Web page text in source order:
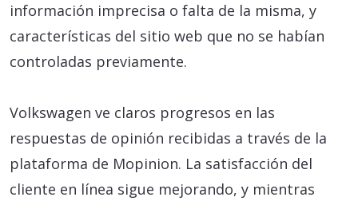
información imprecisa o falta de la misma, y
características del sitio web que no se habían
controladas previamente.
Volkswagen ve claros progresos en las
respuestas de opinión recibidas a través de la
plataforma de Mopinion. La satisfacción del
cliente en línea sigue mejorando, y mientras